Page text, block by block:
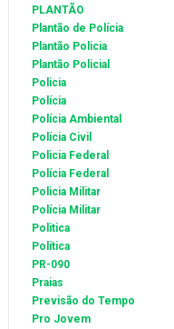
PLANTÃO
Plantão de Polícia
Plantão Policia
Plantão Policial
Policia
Polícia
Polícia Ambiental
Polícia Civil
Policia Federal
Polícia Federal
Policia Militar
Polícia Militar
Politica
Política
PR-090
Praias
Previsão do Tempo
Pro Jovem